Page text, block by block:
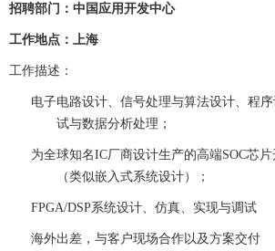
招聘部门 ：中国应用开发中心
工作地点 ：上海
工作描述 ：
电子电路设计、信号处理与算法设计、程
试与数据分析处理；
为全球知名IC厂商设计生产的高端SOC芯
（类似嵌入式系统设计）；
FPGA/DSP系统设计、仿真、实现与调试
海外出差，与客户现场合作以及方案交付